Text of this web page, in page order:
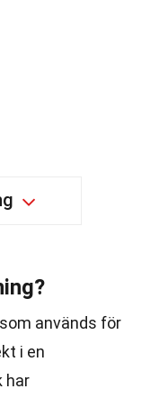
används för
i en
har